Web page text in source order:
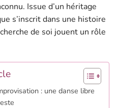
Issue d’un héritage
s’inscrit dans une histoire
de soi jouent un rôle
: une danse libre